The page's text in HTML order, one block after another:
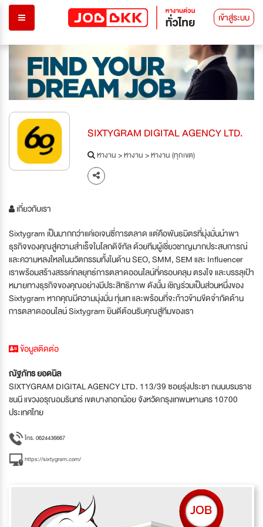
เข้าสู่ระบบ
SIXTYGRAM DIGITAL AGENCY LTD.
หางาน>หางาน>หางาน (ทุกเขต)
เกี่ยวกับเรา
Sixtygram เป็นมากกว่าแค่เอเจนซี่การตลาด แต่คือพันธมิตรที่มุ่งมั่นนำพา
ธุรกิจของคุณสู่ความสำเร็จในโลกดิจิทัล ด้วยทีมผู้เชี่ยวชาญมากประสบการณ์
และความหลงใหลในนวัตกรรมทั้งในด้าน SEO, SMM, SEM และ Influencer
เราพร้อมสร้างสรรค์กลยุทธ์การตลาดออนไลน์ที่ครอบคลุม ตรงใจ และบรรลุเป้า
หมายทางธุรกิจของคุณอย่างมีประสิทธิภาพ ดังนั้น เชิญร่วมเป็นส่วนหนึ่งของ
Sixtygram หากคุณมีความมุ่งมั่น ทุ่มเท และพร้อมที่จะก้าวข้ามขีดจำกัดด้าน
การตลาดออนไลน์ Sixtygram ยินดีต้อนรับคุณสู่ทีมของเรา
ข้อมูลติดต่อ
ณัฐภัทร ยอดนิล
SIXTYGRAM DIGITAL AGENCY LTD. 113/39 ซอยรุ่งประชา ถนนบรมราช
ชนนี แขวงอรุณอมรินทร์ เขตบางกอกน้อย จังหวัดกรุงเทพมหานคร 10700
ประเทศไทย
โทร. 0624436667
https://sixtygram.com/